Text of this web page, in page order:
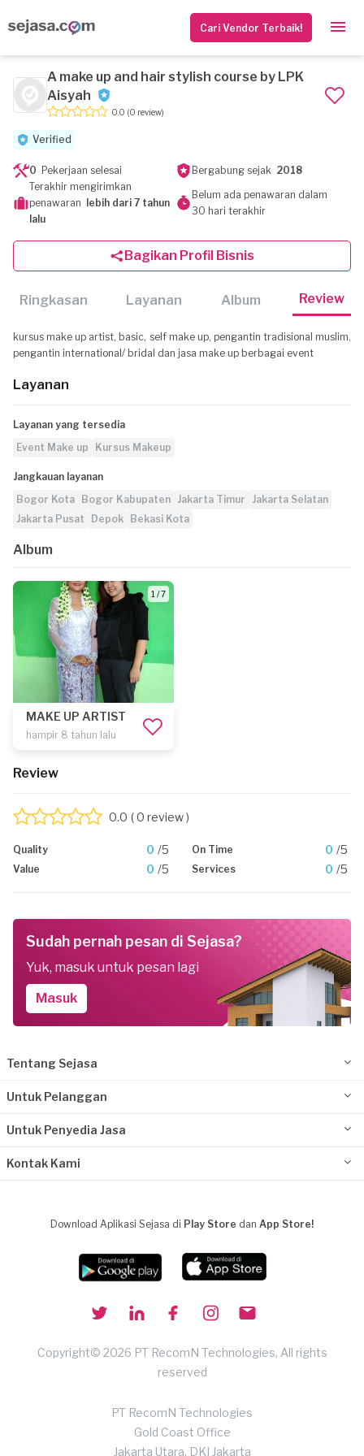
Cari Vendor Terbaik!
A make up and hair stylish course by LPK
Aisyah
0.0 (0 review)
Verified
0 Pekerjaan selesai Bergabung sejak 2018
Terakhir mengirimkan
penawaran
lebih dari 7 tahun
lalu
Belum ada penawaran dalam
30 hari terakhir
Bagikan Profil Bisnis
Ringkasan Layanan Album Review
kursus make up artist, basic, self make up, pengantin tradisional muslim,
pengantin international/ bridal dan jasa make up berbagai event
Layanan
Layanan yang tersedia
Event Make up
Kursus Makeup
Jangkauan layanan
Bogor Kota
Bogor Kabupaten Jakarta Timur
Jakarta Selatan
Jakarta Pusat
Depok Bekasi Kota
Album
1 / 7
MAKE UP ARTIST
hampir 8 tahun lalu
Review
0.0 ( 0 review )
Quality 0 /5 On Time 0 /5
Value 0 /5 Services 0 /5
Sudah pernah pesan di Sejasa?
Yuk, masuk untuk pesan lagi
Masuk
Tentang Sejasa
Untuk Pelanggan
Untuk Penyedia Jasa
Kontak Kami
Download Aplikasi Sejasa di Play Store dan App Store!
Copyright© 2026 PT RecomN Technologies, All rights
reserved
PT RecomN Technologies
Gold Coast Office
Jakarta Utara, DKI Jakarta